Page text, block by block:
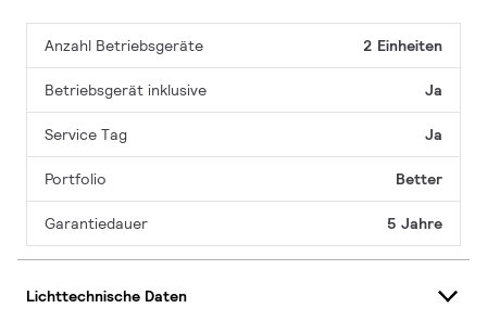
Anzahl Betriebsgeräte 2 Einheiten
Betriebsgerät inklusive Ja
Service Tag Ja
Portfolio Better
Garantiedauer 5 Jahre
Lichttechnische Daten